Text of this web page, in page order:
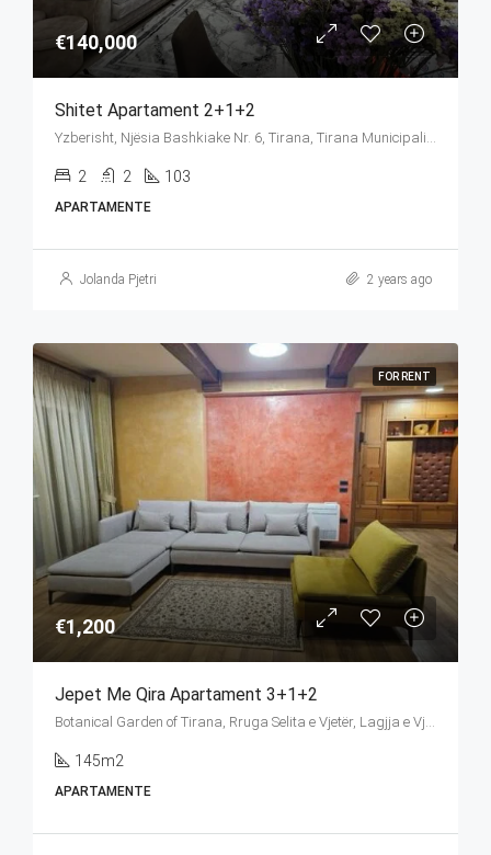
€140,000
Shitet Apartament 2+1+2
Yzberisht, Njësia Bashkiake Nr. 6, Tirana, Tirana Municipality, Tirana County, Central Albania, 1027, Albania
2 2 103
APARTAMENTE
Jolanda Pjetri 2 years ago
FOR RENT
€1,200
Jepet Me Qira Apartament 3+1+2
Botanical Garden of Tirana, Rruga Selita e Vjetër, Lagjja e Vjetër (Selita e Vogël), Farkë, Tirana Municipality, Tirana County, Central Albania, 1045, Albania
145m2
APARTAMENTE